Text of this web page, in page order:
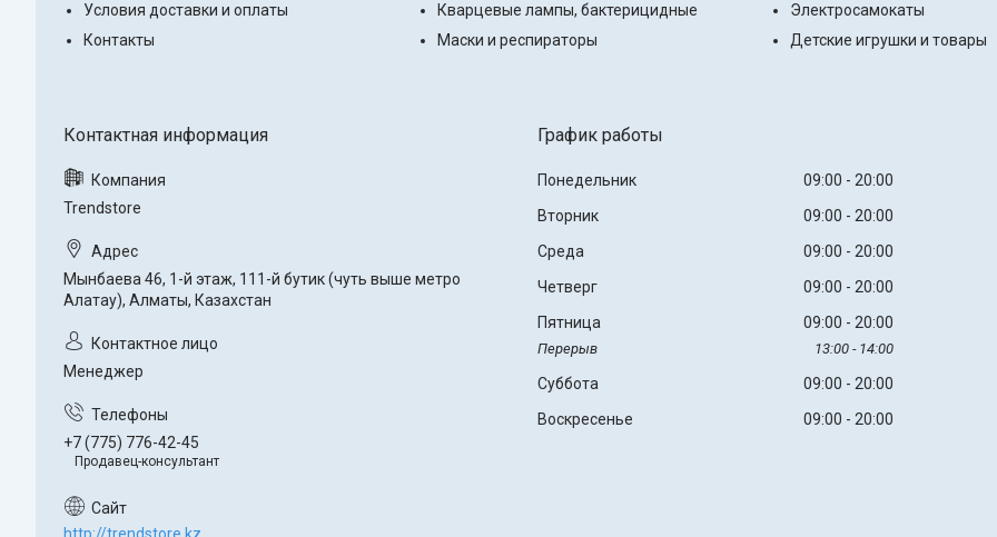
Условия доставки и оплаты
Контакты
Кварцевые лампы, бактерицидные
Маски и респираторы
Электросамокаты
Детские игрушки и товары
Trendstore
Мынбаева 46, 1-й этаж, 111-й бутик (чуть выше метро
Алатау), Алматы, Казахстан
Менеджер
+7 (775) 776-42-45
Продавец-консультант
График работы
Понедельник 09:00
20:00
Вторник
09:00
20:00
Среда
09:00
20:00
Четверг
09:00
20:00
Пятница
09:00 20:00
13:00 14:00
Суббота 09:00
20:00
Воскресенье
09:00 20:00